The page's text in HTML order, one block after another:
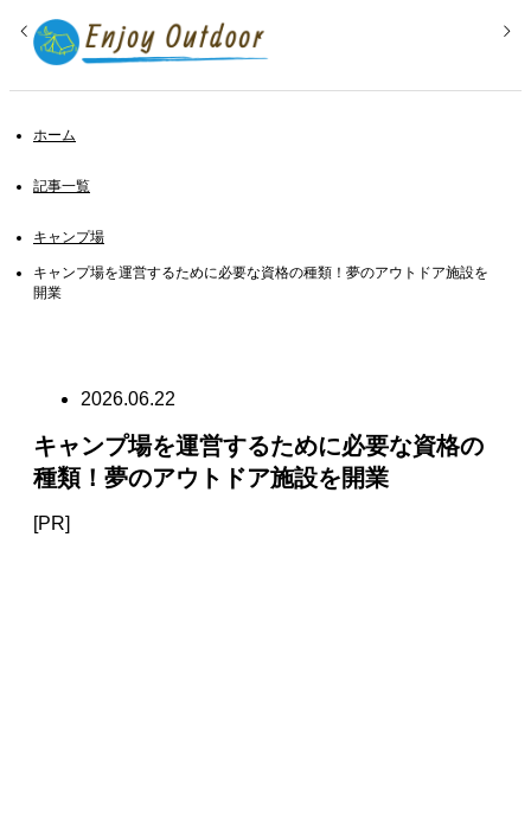
ホーム
記事一覧
キャンプ場
キャンプ場を運営するために必要な資格の種類！夢のアウトドア施設を
開業
2026.06.22
キャンプ場を運営するために必要な資格の
種類！夢のアウトドア施設を開業
[PR]